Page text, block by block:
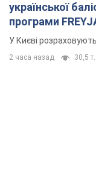
української балістики та
програми
У Києві
2 часа назад 30,5 т.